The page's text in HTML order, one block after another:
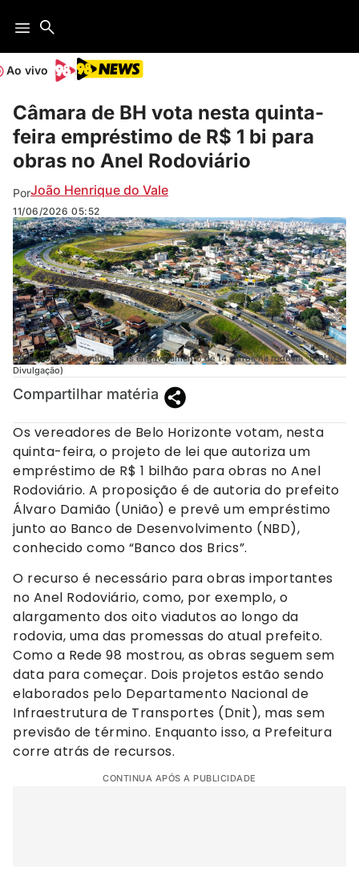
Ao vivo
Câmara de BH vota nesta quinta-
feira empréstimo de R$ 1 bi para
obras no Anel Rodoviário
PorJoão Henrique do Vale
11/06/2026 05:52
Obras voltaram à pauta após engavetamento de 14 carros na rodovia -(PBH /
Divulgação)
Compartilhar matéria
Os vereadores de Belo Horizonte votam, nesta
quinta-feira, o projeto de lei que autoriza um
empréstimo de R$ 1 bilhão para obras no Anel
Rodoviário. A proposição é de autoria do prefeito
Álvaro Damião (União) e prevê um empréstimo
junto ao Banco de Desenvolvimento (NBD),
conhecido como “Banco dos Brics”.
O recurso é necessário para obras importantes
no Anel Rodoviário, como, por exemplo, o
alargamento dos oito viadutos ao longo da
rodovia, uma das promessas do atual prefeito.
Como a Rede 98 mostrou, as obras seguem sem
data para começar. Dois projetos estão sendo
elaborados pelo Departamento Nacional de
Infraestrutura de Transportes (Dnit), mas sem
previsão de término. Enquanto isso, a Prefeitura
corre atrás de recursos.
CONTINUA APÓS A PUBLICIDADE